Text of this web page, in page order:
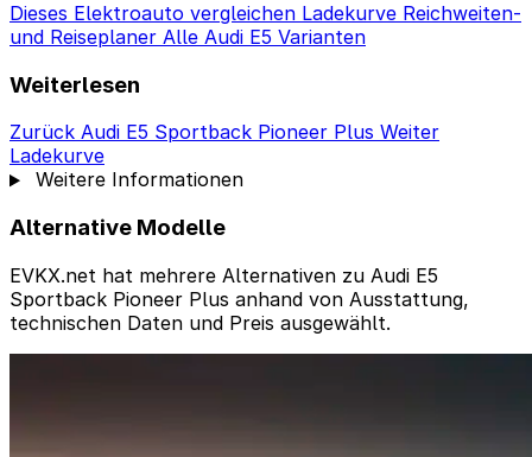
Dieses Elektroauto vergleichen Ladekurve Reichweiten-
und Reiseplaner Alle Audi E5 Varianten
Weiterlesen
Zurück Audi E5 Sportback Pioneer Plus Weiter
Ladekurve
Weitere Informationen
Alternative Modelle
EVKX.net hat mehrere Alternativen zu Audi E5
Sportback Pioneer Plus anhand von Ausstattung,
technischen Daten und Preis ausgewählt.